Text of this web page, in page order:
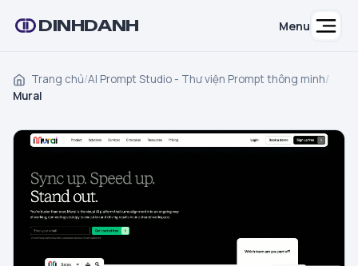
DINHDANH Menu
Trang chủ/AI Prompt Studio - Thư viện Prompt thông minh/
Mural